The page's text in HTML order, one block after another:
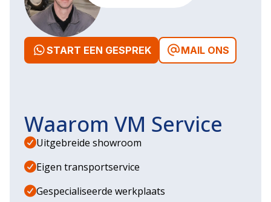
START EEN GESPREK MAIL ONS
Waarom VM Service
Uitgebreide showroom
Eigen transportservice
Gespecialiseerde werkplaats